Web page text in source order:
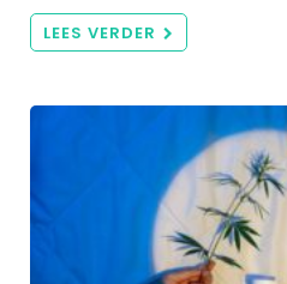
LEES VERDER